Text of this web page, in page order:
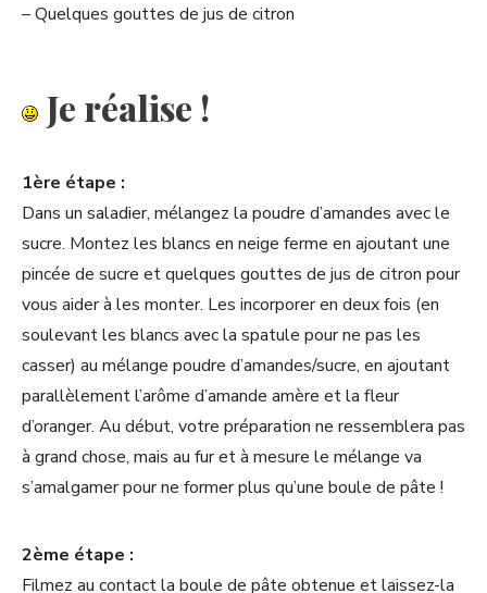
– Quelques gouttes de jus de citron
Je réalise !
1ère étape :
Dans un saladier, mélangez la poudre d’amandes avec le
sucre. Montez les blancs en neige ferme en ajoutant une
pincée de sucre et quelques gouttes de jus de citron pour
vous aider à les monter. Les incorporer en deux fois (en
soulevant les blancs avec la spatule pour ne pas les
casser) au mélange poudre d’amandes/sucre, en ajoutant
parallèlement l’arôme d’amande amère et la fleur
d’oranger. Au début, votre préparation ne ressemblera pas
à grand chose, mais au fur et à mesure le mélange va
s’amalgamer pour ne former plus qu’une boule de pâte !
2ème étape :
Filmez au contact la boule de pâte obtenue et laissez-la